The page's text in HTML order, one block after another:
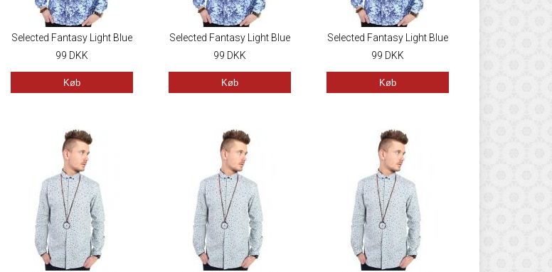
Selected Fantasy Light Blue
99 DKK
Køb
Selected Fantasy Light Blue
99 DKK
Køb
Selected Fantasy Light Blue
99 DKK
Køb